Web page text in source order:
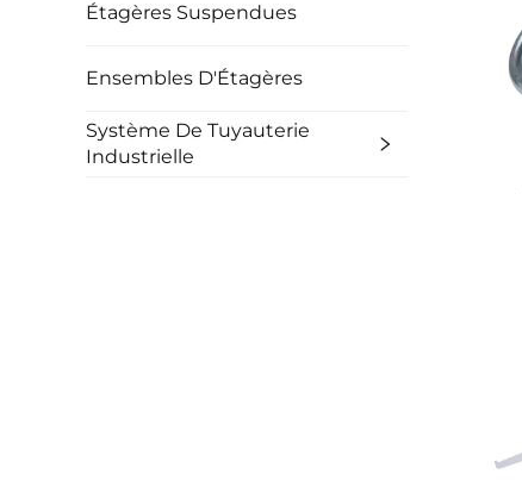
Étagères Suspendues
Ensembles D'Étagères
Système De Tuyauterie
Industrielle